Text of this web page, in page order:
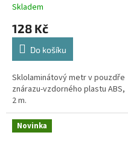
Skladem
128 Kč
Do košíku
Sklolaminátový metr v pouzdře
znárazu-vzdorného plastu ABS,
2 m.
Novinka